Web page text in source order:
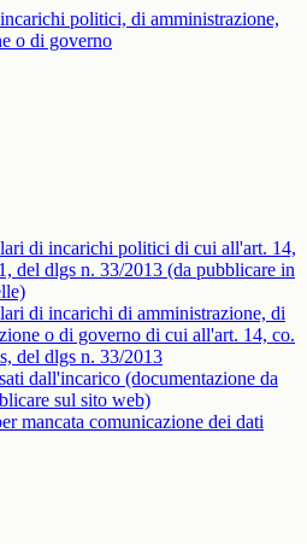
politici, di amministrazione,
o di governo
di incarichi politici di cui all'art. 14,
del dlgs n. 33/2013 (da pubblicare in
di incarichi di amministrazione, di
o di governo di cui all'art. 14, co.
del dlgs n. 33/2013
dall'incarico (documentazione da
sul sito web)
mancata comunicazione dei dati